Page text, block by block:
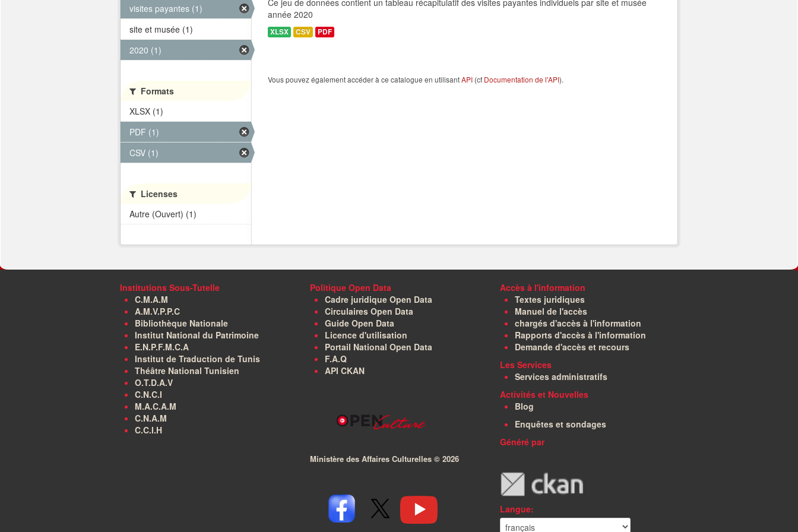
Ce jeu de données contient un tableau récapitulatif des visites payantes individuels par site et musée
année 2020
XLSX CSV PDF
Vous pouvez également accéder à ce catalogue en utilisantAPI (cf Documentation de l'API).
visites payantes (1)
site et musée (1)
2020 (1)
Formats
XLSX (1)
PDF (1)
CSV (1)
Licenses
Autre (Ouvert) (1)
Institutions Sous-Tutelle
C.M.A.M
A.M.V.P.P.C
Bibliothèque Nationale
Institut National du Patrimoine
E.N.P.F.M.C.A
Institut de Traduction de Tunis
Théâtre National Tunisien
O.T.D.A.V
C.N.C.I
M.A.C.A.M
C.N.A.M
C.C.I.H
Politique Open Data
Cadre juridique Open Data
Circulaires Open Data
Guide Open Data
Licence d'utilisation
Portail National Open Data
F.A.Q
API CKAN
Ministère des Affaires Culturelles © 2026
Accès à l'information
Textes juridiques
Manuel de l'accès
chargés d'accès à l'information
Rapports d'accès à l'information
Demande d'accès et recours
Les Services
Services administratifs
Activités et Nouvelles
Blog
Enquêtes et sondages
Généré par
Langue